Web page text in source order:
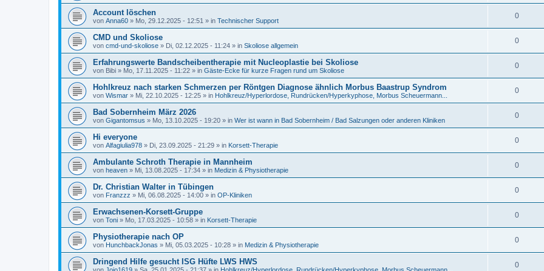
Account löschen
von Anna60 » Mo, 29.12.2025 - 12:51 » in Technischer Support
0
CMD und Skoliose
von cmd-und-skoliose » Di, 02.12.2025 - 11:24 » in Skoliose allgemein
0
Erfahrungswerte Bandscheibentherapie mit Nucleoplastie bei Skoliose
von Bibi » Mo, 17.11.2025 - 11:22 » in Gäste-Ecke für kurze Fragen rund um Skoliose
0
Hohlkreuz nach starken Schmerzen per Röntgen Diagnose ähnlich Morbus Baastrup Syndrom
von Wismar » Mi, 22.10.2025 - 12:25 » in Hohlkreuz/Hyperlordose, Rundrücken/Hyperkyphose, Morbus Scheuermann...
0
Bad Sobernheim März 2026
von Gigantomsus » Mo, 13.10.2025 - 19:20 » in Wer ist wann in Bad Sobernheim / Bad Salzungen oder anderen Kliniken
0
Hi everyone
von Alfagiulia978 » Di, 23.09.2025 - 21:29 » in Korsett-Therapie
0
Ambulante Schroth Therapie in Mannheim
von heaven » Mi, 13.08.2025 - 17:34 » in Medizin & Physiotherapie
0
Dr. Christian Walter in Tübingen
von Franzzz » Mi, 06.08.2025 - 14:00 » in OP-Kliniken
0
Erwachsenen-Korsett-Gruppe
von Toni » Mo, 17.03.2025 - 10:58 » in Korsett-Therapie
0
Physiotherapie nach OP
von HunchbackJonas » Mi, 05.03.2025 - 10:28 » in Medizin & Physiotherapie
0
Dringend Hilfe gesucht ISG Hüfte LWS HWS
von Jojo1619 » Sa, 25.01.2025 - 21:37 » in Hohlkreuz/Hyperlordose, Rundrücken/Hyperkyphose, Morbus Scheuermann...
0